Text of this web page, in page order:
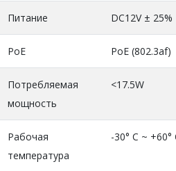
Питание DC12V ± 25%
PoE PoE (802.3af)
Потребляемая
мощность
<17.5W
Рабочая
температура
-30° C ~ +60°